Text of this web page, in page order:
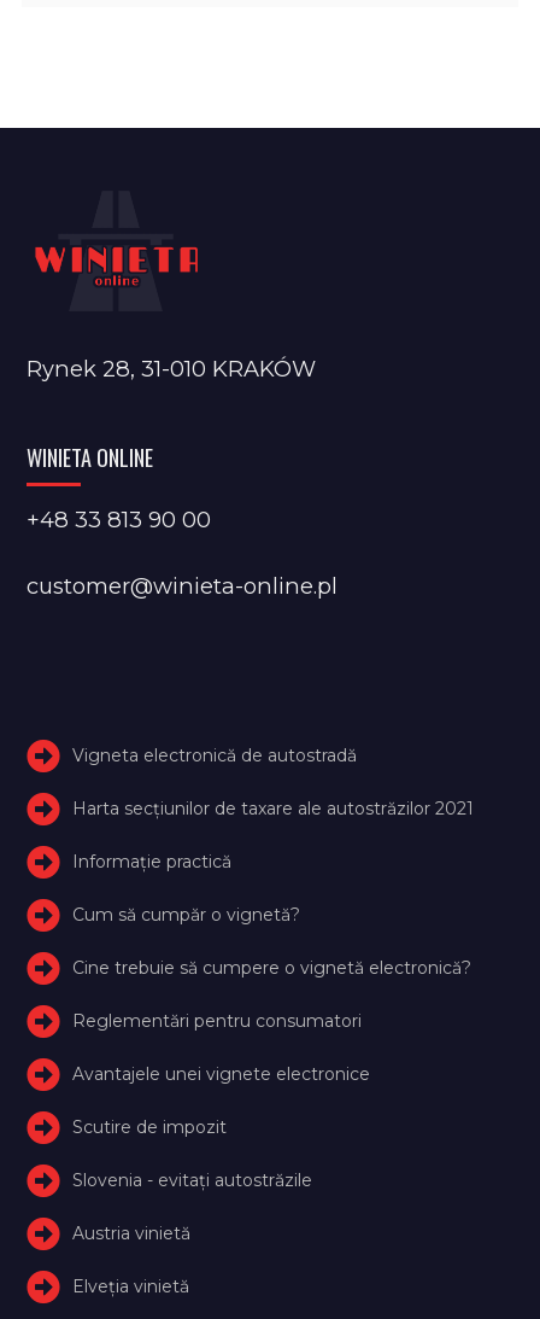
Rynek 28, 31-010 KRAKÓW
WINIETA ONLINE
+48 33 813 90 00
customer@winieta-online.pl
Vigneta electronică de autostradă
Harta secțiunilor de taxare ale autostrăzilor 2021
Informație practică
Cum să cumpăr o vignetă?
Cine trebuie să cumpere o vignetă electronică?
Reglementări pentru consumatori
Avantajele unei vignete electronice
Scutire de impozit
Slovenia - evitați autostrăzile
Austria vinietă
Elveţia vinietă